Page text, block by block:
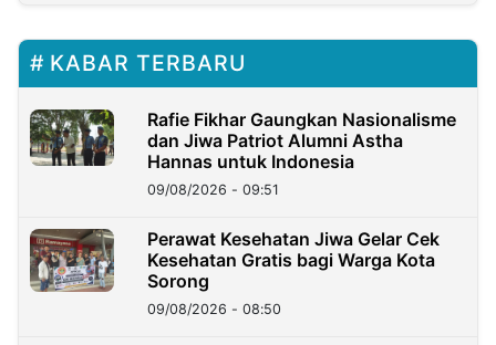
KABAR TERBARU
Rafie Fikhar Gaungkan Nasionalisme
dan Jiwa Patriot Alumni Astha
Hannas untuk Indonesia
09/08/2026 - 09:51
Perawat Kesehatan Jiwa Gelar Cek
Kesehatan Gratis bagi Warga Kota
Sorong
09/08/2026 - 08:50